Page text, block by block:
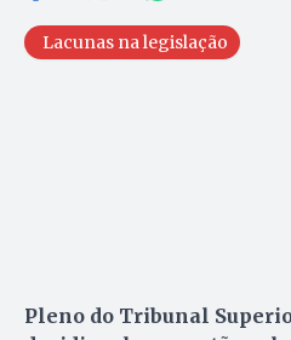
Lacunas na legislação
Pleno do Tribunal